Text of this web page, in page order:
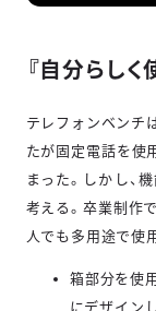
『自分らしく
テレフォンベンチ
たが固定電話を使
まった。しかし、
考える。卒業制作
人でも多用途で使
箱部分を使
にデザイン